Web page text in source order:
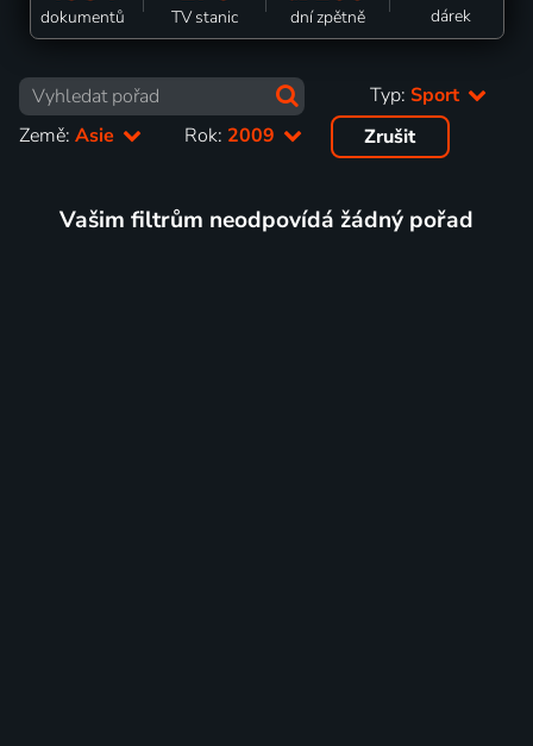
dokumentů TV stanic dní zpětně dárek
Typ: Sport
Země: Asie Rok: 2009 Zrušit
Vašim filtrům neodpovídá žádný pořad